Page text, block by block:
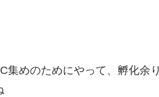
集めのためにやって、孵化余